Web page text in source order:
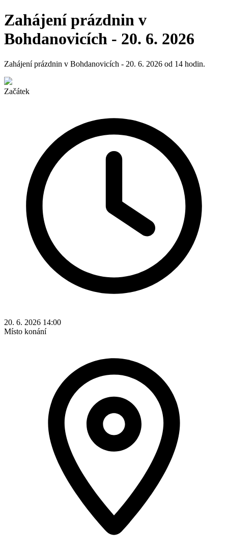
Zahájení prázdnin v
Bohdanovicích - 20. 6. 2026
Zahájení prázdnin v Bohdanovicích - 20. 6. 2026 od 14 hodin.
Začátek
20. 6. 2026 14:00
Místo konání